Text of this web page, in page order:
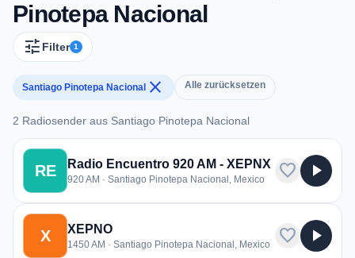
Pinotepa Nacional
tune Filter 1
Santiago Pinotepa Nacional close Alle zurücksetzen
2 Radiosender aus Santiago Pinotepa Nacional
2 Radiosender aus Santiago Pinotepa Nacional
RE Radio Encuentro 920 AM - XEPNX
920 AM · Santiago Pinotepa Nacional, Mexico favorite play_arrow
X XEPNO
1450 AM · Santiago Pinotepa Nacional, Mexico favorite play_arrow